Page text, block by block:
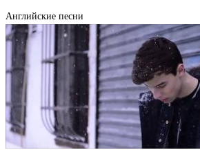
Английские песни